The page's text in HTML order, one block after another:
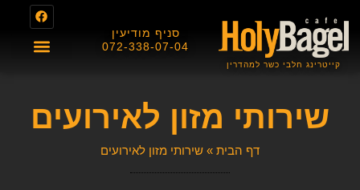
קייטרינג חלבי כשר למהדרין
סניף מודיעין
072-338-07-04
שירותי מזון לאירועים
דף הבית » שירותי מזון לאירועים